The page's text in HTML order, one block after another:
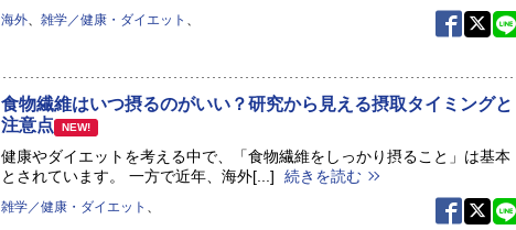
海外、雑学／健康・ダイエット 、
食物繊維はいつ摂るのがいい？研究から見える摂取タイミングと
注意点
NEW!
健康やダイエットを考える中で、「食物繊維をしっかり摂ること」は基本
とされています。 一方で近年、海外[...]
続きを読む
雑学／健康・ダイエット 、